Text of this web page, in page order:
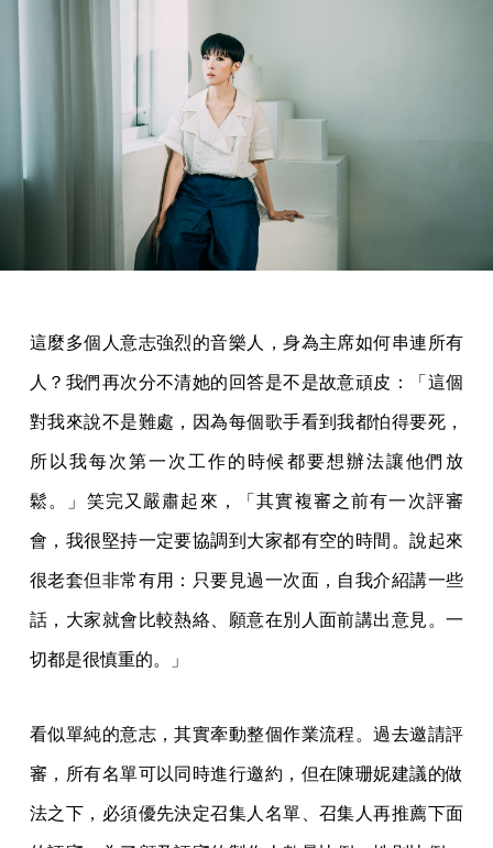
這麼多個人意志強烈的音樂人，身為主席如何串連所有
人？我們再次分不清她的回答是不是故意頑皮：「這個
對我來說不是難處，因為每個歌手看到我都怕得要死，
所以我每次第一次工作的時候都要想辦法讓他們放
鬆。」笑完又嚴肅起來，「其實複審之前有一次評審
會，我很堅持一定要協調到大家都有空的時間。說起來
很老套但非常有用：只要見過一次面，自我介紹講一些
話，大家就會比較熱絡、願意在別人面前講出意見。一
切都是很慎重的。」
看似單純的意志，其實牽動整個作業流程。過去邀請評
審，所有名單可以同時進行邀約，但在陳珊妮建議的做
法之下，必須優先決定召集人名單、召集人再推薦下面